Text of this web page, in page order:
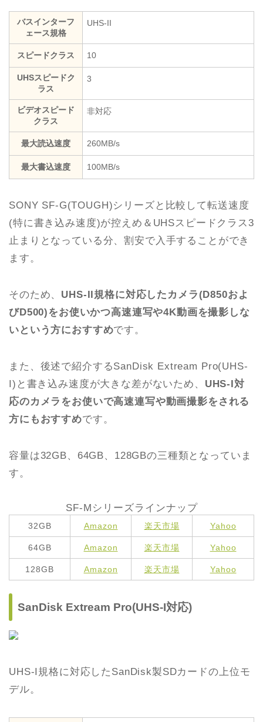
バスインターフ
ェース規格
UHS-II
スピードクラス 10
UHSスピードク
ラス
3
ビデオスピード
クラス
非対応
最大読込速度 260MB/s
最大書込速度 100MB/s
SONY SF-G(TOUGH)シリーズと比較して転送速度
(特に書き込み速度)が控えめ＆UHSスピードクラス3
止まりとなっている分、割安で入手することができ
ます。
そのため、 UHS-II規格に対応したカメラ(D850およ
びD500)をお使いかつ高速連写や4K動画を撮影しな
いという方におすすめです。
また、後述で紹介するSanDisk Extream Pro(UHS-
I)と書き込み速度が大きな差がないため、 UHS-I対
応のカメラをお使いで高速連写や動画撮影をされる
方にもおすすめです。
容量は32GB、64GB、128GBの三種類となっていま
す。
SF-Mシリーズラインナップ
32GB Amazon 楽天市場 Yahoo
64GB Amazon 楽天市場 Yahoo
128GB Amazon 楽天市場 Yahoo
SanDisk Extream Pro(UHS-I対応)
UHS-I規格に対応したSanDisk製SDカードの上位モ
デル。